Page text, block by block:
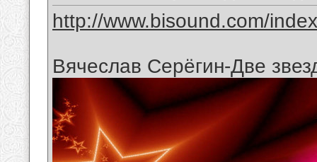
http://www.bisound.com/
Вячеслав Серёгин-Две